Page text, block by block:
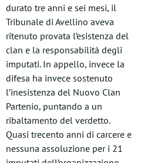
durato tre anni e sei mesi, il
Tribunale di Avellino aveva
ritenuto provata l’esistenza del
clan e la responsabilità degli
imputati. In appello, invece la
difesa ha invece sostenuto
l’inesistenza del Nuovo Clan
Partenio, puntando a un
ribaltamento del verdetto.
Quasi trecento anni di carcere e
nessuna assoluzione per i 21